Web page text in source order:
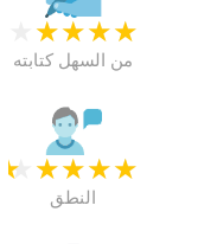
★
★
★
★
من السهل كتابته
★
★
★
★
★
النطق